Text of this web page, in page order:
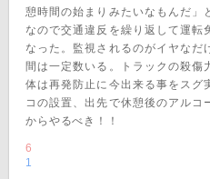
憩時間の始まりみたいなもんだ」
なので交通違反を繰り返して運転
なった。監視されるのがイヤなだ
間は一定数いる。トラックの殺傷
体は再発防止に今出来る事をスグ
コの設置、出先で休憩後のアルコ
からやるべき！！
6
1